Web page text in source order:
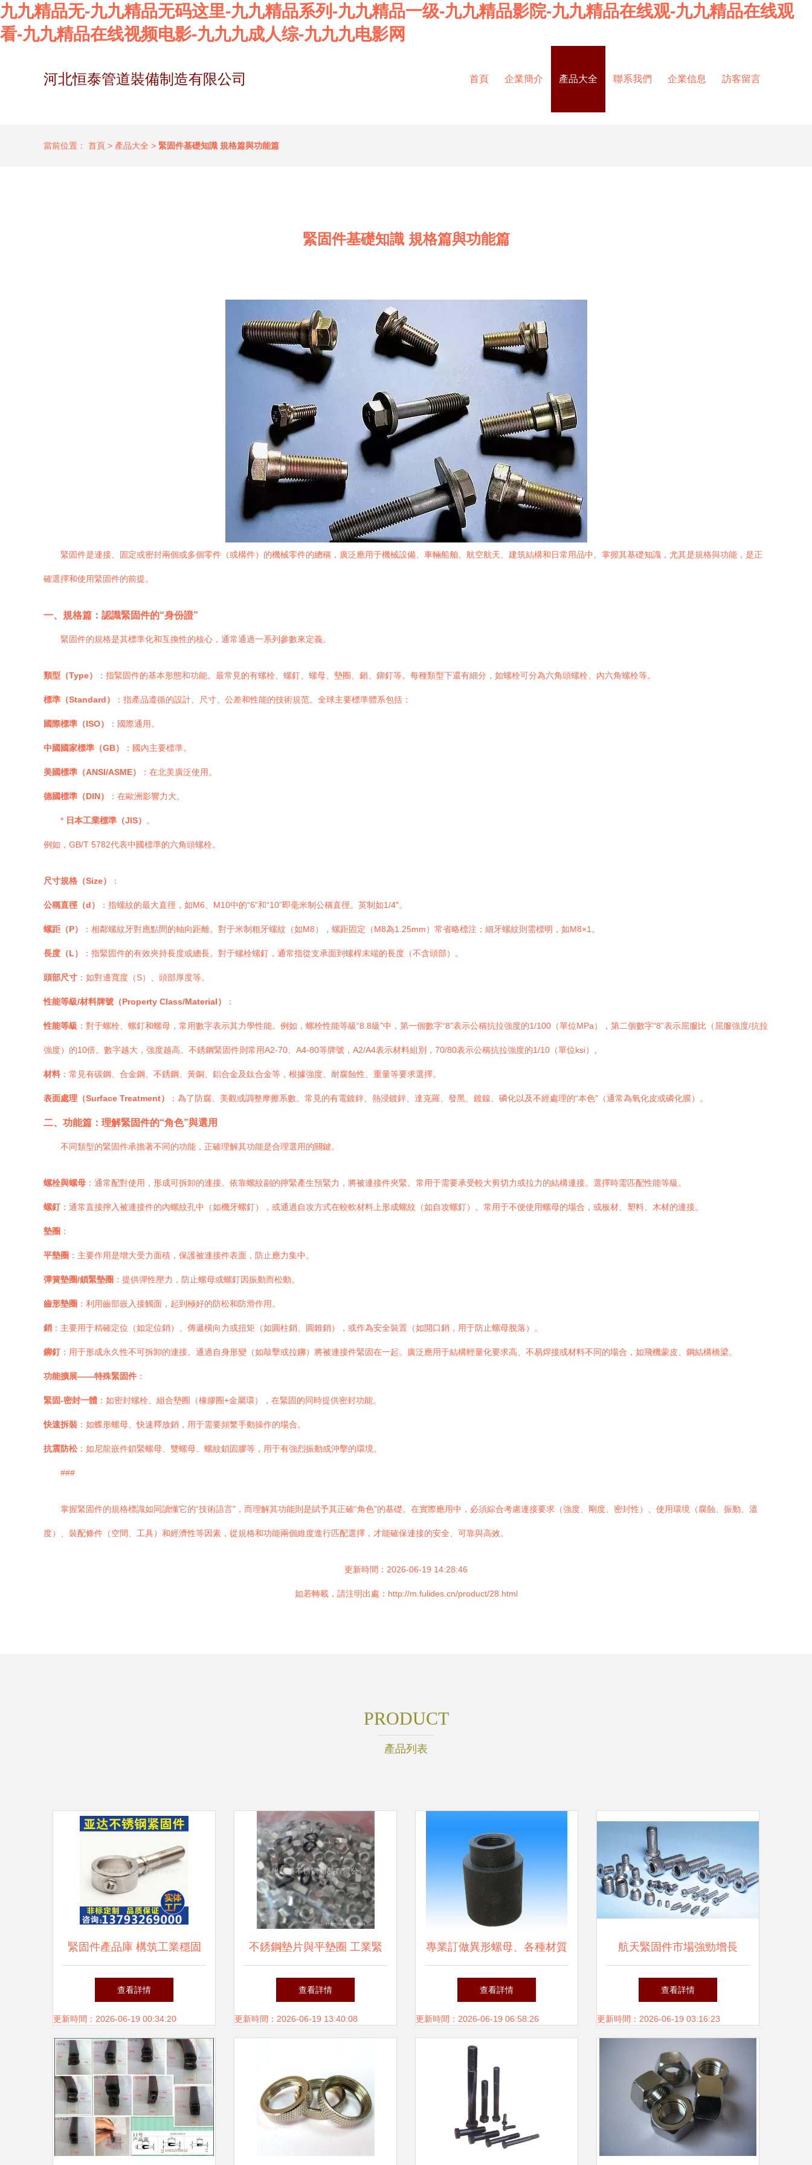
九九精品无-九九精品无码这里-九九精品系列-九九精品一级-九九精品影院-九九精品在线观-九九精品在线观
看-九九精品在线视频电影-九九九成人综-九九九电影网
河北恒泰管道裝備制造有限公司 首頁 企業簡介 產品大全 聯系我們 企業信息 訪客留言
當前位置： 首頁 > 產品大全 > 緊固件基礎知識 規格篇與功能篇
緊固件基礎知識 規格篇與功能篇
緊固件是連接、固定或密封兩個或多個零件（或構件）的機械零件的總稱，廣泛應用于機械設備、車輛船舶、航空航天、建筑結構和日常用品中。掌握其基礎知識，尤其是規格與功能，是正
確選擇和使用緊固件的前提。
一、規格篇：認識緊固件的“身份證”
緊固件的規格是其標準化和互換性的核心，通常通過一系列參數來定義。
類型（Type） ：指緊固件的基本形態和功能。最常見的有螺栓、螺釘、螺母、墊圈、銷、鉚釘等。每種類型下還有細分，如螺栓可分為六角頭螺栓、內六角螺栓等。
標準（Standard） ：指產品遵循的設計、尺寸、公差和性能的技術規范。全球主要標準體系包括：
國際標準（ISO） ：國際通用。
中國國家標準（GB） ：國內主要標準。
美國標準（ANSI/ASME） ：在北美廣泛使用。
德國標準（DIN） ：在歐洲影響力大。
* 日本工業標準（JIS） 。
例如，GB/T 5782代表中國標準的六角頭螺栓。
尺寸規格（Size） ：
公稱直徑（d） ：指螺紋的最大直徑，如M6、M10中的“6”和“10”即毫米制公稱直徑。英制如1/4"。
螺距（P） ：相鄰螺紋牙對應點間的軸向距離。對于米制粗牙螺紋（如M8），螺距固定（M8為1.25mm）常省略標注；細牙螺紋則需標明，如M8×1。
長度（L） ：指緊固件的有效夾持長度或總長。對于螺栓螺釘，通常指從支承面到螺桿末端的長度（不含頭部）。
頭部尺寸 ：如對邊寬度（S）、頭部厚度等。
性能等級/材料牌號（Property Class/Material） ：
性能等級 ：對于螺栓、螺釘和螺母，常用數字表示其力學性能。例如，螺栓性能等級“8.8級”中，第一個數字“8”表示公稱抗拉強度的1/100（單位MPa），第二個數字“8”表示屈服比（屈服強度/抗拉
強度）的10倍。數字越大，強度越高。不銹鋼緊固件則常用A2-70、A4-80等牌號，A2/A4表示材料組別，70/80表示公稱抗拉強度的1/10（單位ksi）。
材料 ：常見有碳鋼、合金鋼、不銹鋼、黃銅、鋁合金及鈦合金等，根據強度、耐腐蝕性、重量等要求選擇。
表面處理（Surface Treatment） ：為了防腐、美觀或調整摩擦系數。常見的有電鍍鋅、熱浸鍍鋅、達克羅、發黑、鍍鎳、磷化以及不經處理的“本色”（通常為氧化皮或磷化膜）。
二、功能篇：理解緊固件的“角色”與選用
不同類型的緊固件承擔著不同的功能，正確理解其功能是合理選用的關鍵。
螺栓與螺母 ：通常配對使用，形成可拆卸的連接。依靠螺紋副的擰緊產生預緊力，將被連接件夾緊。常用于需要承受較大剪切力或拉力的結構連接。選擇時需匹配性能等級。
螺釘 ：通常直接擰入被連接件的內螺紋孔中（如機牙螺釘），或通過自攻方式在較軟材料上形成螺紋（如自攻螺釘）。常用于不便使用螺母的場合，或板材、塑料、木材的連接。
墊圈 ：
平墊圈 ：主要作用是增大受力面積，保護被連接件表面，防止應力集中。
彈簧墊圈/鎖緊墊圈 ：提供彈性壓力，防止螺母或螺釘因振動而松動。
齒形墊圈 ：利用齒部嵌入接觸面，起到極好的防松和防滑作用。
銷 ：主要用于精確定位（如定位銷）、傳遞橫向力或扭矩（如圓柱銷、圓錐銷），或作為安全裝置（如開口銷，用于防止螺母脫落）。
鉚釘 ：用于形成永久性不可拆卸的連接。通過自身形變（如敲擊或拉鉚）將被連接件緊固在一起。廣泛應用于結構輕量化要求高、不易焊接或材料不同的場合，如飛機蒙皮、鋼結構橋梁。
功能擴展——特殊緊固件 ：
緊固-密封一體 ：如密封螺栓、組合墊圈（橡膠圈+金屬環），在緊固的同時提供密封功能。
快速拆裝 ：如蝶形螺母、快速釋放銷，用于需要頻繁手動操作的場合。
抗震防松：如尼龍嵌件鎖緊螺母、雙螺母、螺紋鎖固膠等，用于有強烈振動或沖擊的環境。
###
掌握緊固件的規格標識如同讀懂它的“技術語言”，而理解其功能則是賦予其正確“角色”的基礎。在實際應用中，必須綜合考慮連接要求（強度、剛度、密封性）、使用環境（腐蝕、振動、溫
度）、裝配條件（空間、工具）和經濟性等因素，從規格和功能兩個維度進行匹配選擇，才能確保連接的安全、可靠與高效。
更新時間：2026-06-19 14:28:46
如若轉載，請注明出處：http://m.fulides.cn/product/28.html
PRODUCT
產品列表
緊固件產品庫 構筑工業穩固
基石的多維解析
查看詳情
更新時間：2026-06-19 00:34:20
不銹鋼墊片與平墊圈 工業緊
固件的關鍵作用及泰州明順的
專業優勢
查看詳情
更新時間：2026-06-19 13:40:08
專業訂做異形螺母、各種材質
異形螺母——緊固件行業的定
制專家
查看詳情
更新時間：2026-06-19 06:58:26
航天緊固件市場強勁增長
2017-2021年復合增長率預計
達6.86%
查看詳情
更新時間：2026-06-19 03:16:23